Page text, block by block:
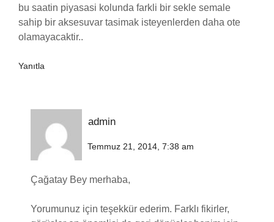
bu saatin piyasasi kolunda farkli bir sekle semale
sahip bir aksesuvar tasimak isteyenlerden daha ote
olamayacaktir..
Yanıtla
admin
Temmuz 21, 2014, 7:38 am
Çağatay Bey merhaba,
Yorumunuz için teşekkür ederim. Farklı fikirler,